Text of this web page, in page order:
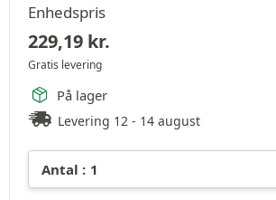
Enhedspris
229,19 kr.
Gratis levering
På lager
Levering 12 - 14 august